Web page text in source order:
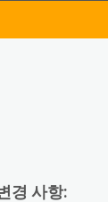
경 사항: